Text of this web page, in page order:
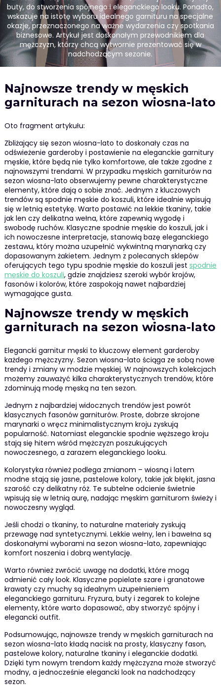
buty, do stworzenia spójnego i eleganckiego looku. Ponadto,
wskazuje na istotę wyboru idealnego garnituru na specjalne
okazje, przeznaczonego na ważne wydarzenia czy spotkania
biznesowe. Artykuł jest doskonałym przewodnikiem dla
mężczyzn, którzy chcą wytwornie prezentować się w
nadchodzącym sezonie.
Najnowsze trendy w męskich
garniturach na sezon wiosna-lato
Oto fragment artykułu:
Zbliżający się sezon wiosna-lato to doskonały czas na
odświeżenie garderoby i postawienie na eleganckie garnitury
męskie, które będą nie tylko komfortowe, ale także zgodne z
najnowszymi trendami. W przypadku męskich garniturów na
sezon wiosna-lato obserwujemy pewne charakterystyczne
elementy, które dają o sobie znać. Jednym z kluczowych
trendów są spodnie męskie do koszuli, które idealnie wpisują
się w letnią estetykę. Warto postawić na lekkie tkaniny, takie
jak len czy delikatna wełna, które zapewnią wygodę i
swobodę ruchów. Klasyczne spodnie męskie do koszuli, jak i
ich nowoczesne interpretacje, stanowią bazę eleganckiego
zestawu, który można uzupełnić wykwintną marynarką czy
dopasowanym żakietem. Jednym z polecanych sklepów
oferujących tego typu spodnie męskie do koszuli jest spodnie
męskie do koszuli, gdzie znajdziesz szeroki wybór krojów,
fasonów i kolorów, które zaspokoją nawet najbardziej
wymagające gusta.
Najnowsze trendy w męskich
garniturach na sezon wiosna-lato
Elegancki garnitur męski to kluczowy element garderoby
każdego mężczyzny. Sezon wiosna-lato ściąga ze sobą nowe
trendy i zmiany w modzie męskiej. W najnowszych kolekcjach
możemy zauważyć kilka charakterystycznych trendów, które
zdominują modę męską na ten sezon.
Jednym z najbardziej widocznych trendów jest powrót
klasycznych fasonów garniturów. Proste, dobrze skrojone
marynarki o wręcz minimalistycznym kroju zyskują
popularność. Natomiast eleganckie spodnie węższego kroju
stają się hitem wśród mężczyzn poszukujących
nowoczesnego, a zarazem eleganckiego looku.
Kolorystyka również podlega zmianom – wiosną i latem
modne stają się jasne, pastelowe kolory, takie jak błękit, jasna
szarość czy delikatny róż. Te subtelne odcienie świetnie
wpisują się w letnią aurę, nadając męskim garniturom świeży i
nowoczesny wygląd.
Jeśli chodzi o tkaniny, to naturalne materiały zyskują
przewagę nad syntetycznymi. Lekkie wełny, len i bawełna są
doskonałymi wyborami na sezon wiosna-lato, zapewniając
komfort noszenia i dobrą wentylację.
Warto również zwrócić uwagę na dodatki, które mogą
odmienić cały look. Klasyczne popielate szare i granatowe
krawaty czy muchy są idealnym uzupełnieniem
eleganckiego garnituru. Fryzura, buty i zegarek to kolejne
elementy, które warto dopasować, aby stworzyć spójny i
elegancki outfit.
Podsumowując, najnowsze trendy w męskich garniturach na
sezon wiosna-lato kładą nacisk na prosty, klasyczny fason,
pastelowe kolory, naturalne tkaniny i eleganckie dodatki.
Dzięki tym nowym trendom każdy mężczyzna może stworzyć
modny, a jednocześnie elegancki look na nadchodzący
sezon.